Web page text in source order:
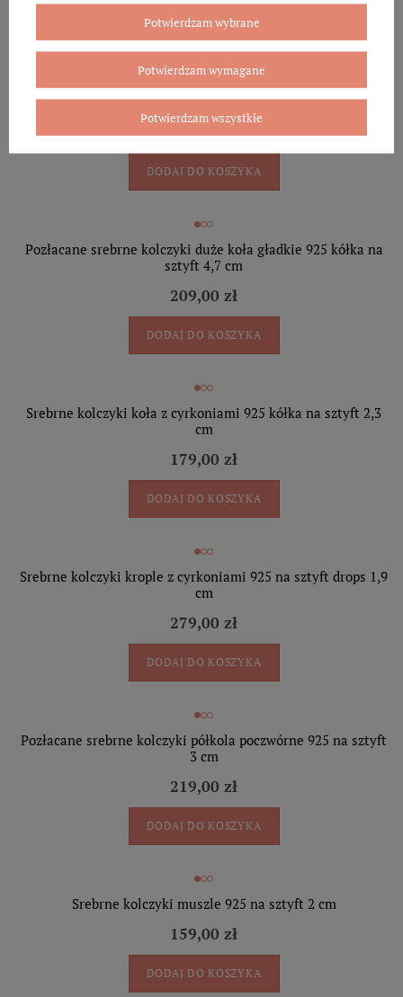
DODAJ DO KOSZYKA
Pozłacane srebrne kolczyki koła gładkie 925 kółka na sztyft
4,4 cm
319,00 zł
DODAJ DO KOSZYKA
Pozłacane srebrne kolczyki duże koła gładkie 925 kółka na
sztyft 4,7 cm
209,00 zł
DODAJ DO KOSZYKA
Srebrne kolczyki koła z cyrkoniami 925 kółka na sztyft 2,3
cm
179,00 zł
DODAJ DO KOSZYKA
Srebrne kolczyki krople z cyrkoniami 925 na sztyft drops 1,9
cm
279,00 zł
DODAJ DO KOSZYKA
Pozłacane srebrne kolczyki półkola poczwórne 925 na sztyft
3 cm
219,00 zł
DODAJ DO KOSZYKA
Srebrne kolczyki muszle 925 na sztyft 2 cm
159,00 zł
DODAJ DO KOSZYKA
Potwierdzam wybrane
Potwierdzam wymagane
Potwierdzam wszystkie